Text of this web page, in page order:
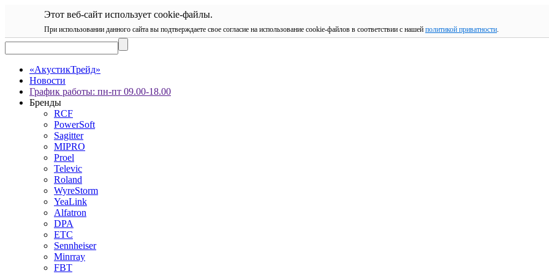
Этот веб-сайт использует cookie-файлы.
При использовании данного сайта вы подтверждаете свое согласие на использование cookie-файлов в соответствии с нашей политикой приватности.
«АкустикТрейд»
Новости
График работы: пн-пт 09.00-18.00
Бренды
RCF
PowerSoft
Sagitter
MIPRO
Proel
Televic
Roland
WyreStorm
YeaLink
Alfatron
DPA
ETC
Sennheiser
Minrray
FBT